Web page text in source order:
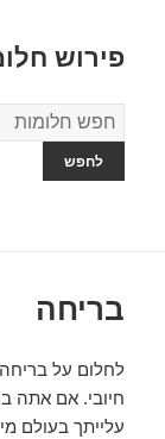
פירוש
מילון
החלומות
בריחה
לחלום על
חיובי. אם אתה
עלייתך בעולם